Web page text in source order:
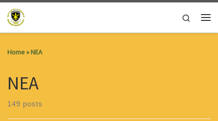
Skip to content
Search
Home»ΝΕΑ
ΝΕΑ
149 posts